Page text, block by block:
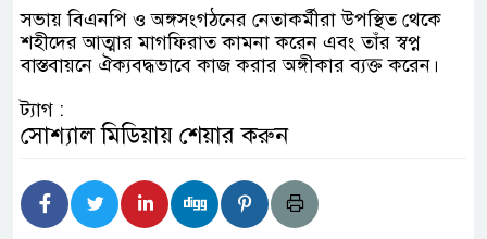
সভায় বিএনপি ও অঙ্গসংগঠনের নেতাকর্মীরা উপস্থিত থেকে
শহীদের আত্মার মাগফিরাত কামনা করেন এবং তাঁর স্বপ্ন
বাস্তবায়নে ঐক্যবদ্ধভাবে কাজ করার অঙ্গীকার ব্যক্ত করেন।
ট্যাগ :
সোশ্যাল মিডিয়ায় শেয়ার করুন